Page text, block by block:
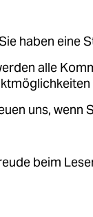
haben eine
alle
uns, wenn
beim